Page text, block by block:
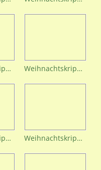
Weihnachtskrippe (11) Weihnachtskrippe (12)
Weihnachtskrippe (13) Weihnachtskrippe (22)